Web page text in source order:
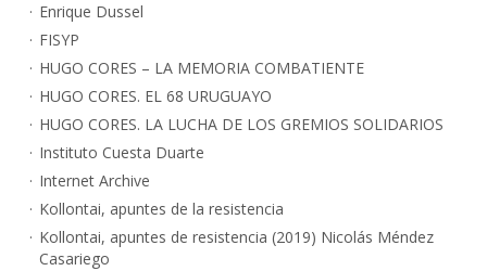
Enrique Dussel
FISYP
HUGO CORES – LA MEMORIA COMBATIENTE
HUGO CORES. EL 68 URUGUAYO
HUGO CORES. LA LUCHA DE LOS GREMIOS SOLIDARIOS
Instituto Cuesta Duarte
Internet Archive
Kollontai, apuntes de la resistencia
Kollontai, apuntes de resistencia (2019) Nicolás Méndez
Casariego